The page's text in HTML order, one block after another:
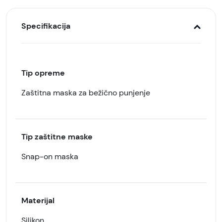
Specifikacija
Tip opreme
Zaštitna maska za bežično punjenje
Tip zaštitne maske
Snap-on maska
Materijal